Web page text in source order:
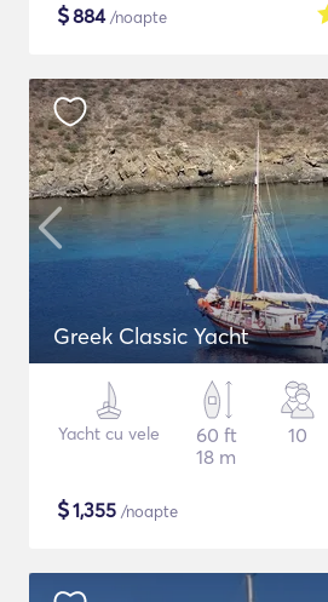
$884/noapte
Greek Classic Yacht
Yacht cu vele
60 ft
18 m
10
$1,355 /noapte